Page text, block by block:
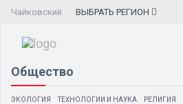
Чайковский ВЫБРАТЬ РЕГИОН
Общество
ЭКОЛОГИЯ ТЕХНОЛОГИИ И НАУКА РЕЛИГИЯ